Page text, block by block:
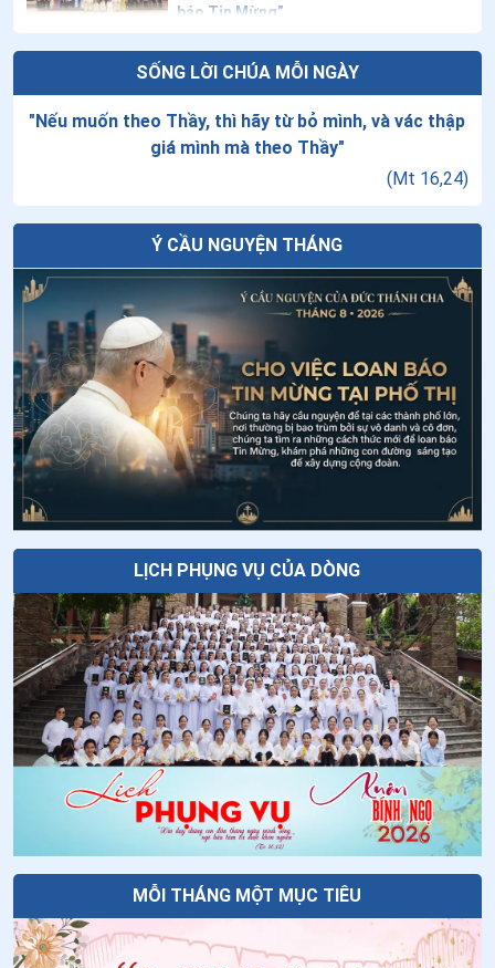
SỐNG LỜI CHÚA MỖI NGÀY
"Nếu muốn theo Thầy, thì hãy từ bỏ mình, và vác thập
giá mình mà theo Thầy"
(Mt 16,24)
Ý CẦU NGUYỆN THÁNG
LỊCH PHỤNG VỤ CỦA DÒNG
báo Tin Mừng”
Giáo lý về Công đồng Vaticanô II: Bài 20
Thứ Năm tuần XVIII thường niên - Chúa
Tiếng gọi Tây Nguyên
Tuần cửu nhật nhật kính Cha Thánh Đa
Minh - Ngày thứ tám: Thánh Đa Minh
được chúa gọi về
Tại sao Lễ Chúa Hiển Dung lại được cử
hành vào ngày 06 tháng 8?
MỖI THÁNG MỘT MỤC TIÊU